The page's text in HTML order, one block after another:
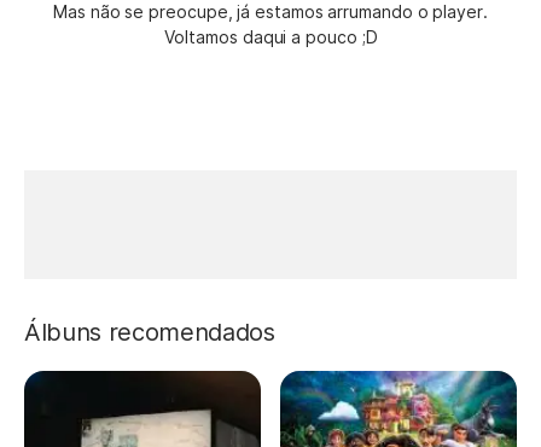
Mas não se preocupe, já estamos arrumando o player.
Voltamos daqui a pouco ;D
Álbuns recomendados